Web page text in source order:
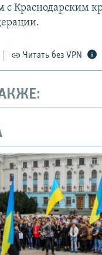
с Краснодарским
Читать без VPN